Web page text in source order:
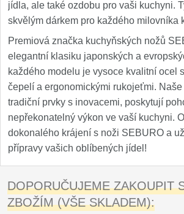
jídla, ale také ozdobu pro vaši kuchyni.
skvělým dárkem pro každého milovníka
Premiová značka kuchyňských nožů
elegantní klasiku japonských a
každého modelu je vysoce kvalitní ocel
čepelí a ergonomickými rukojeťmi.
tradiční prvky s inovacemi, poskytují
nepřekonatelný výkon ve vaší kuchyni.
dokonalého krájení s noži SEBURO a
přípravy vašich oblíbených jídel!
DOPORUČUJEME ZAKOUPIT
ZBOŽÍM (VŠE SKLADEM):